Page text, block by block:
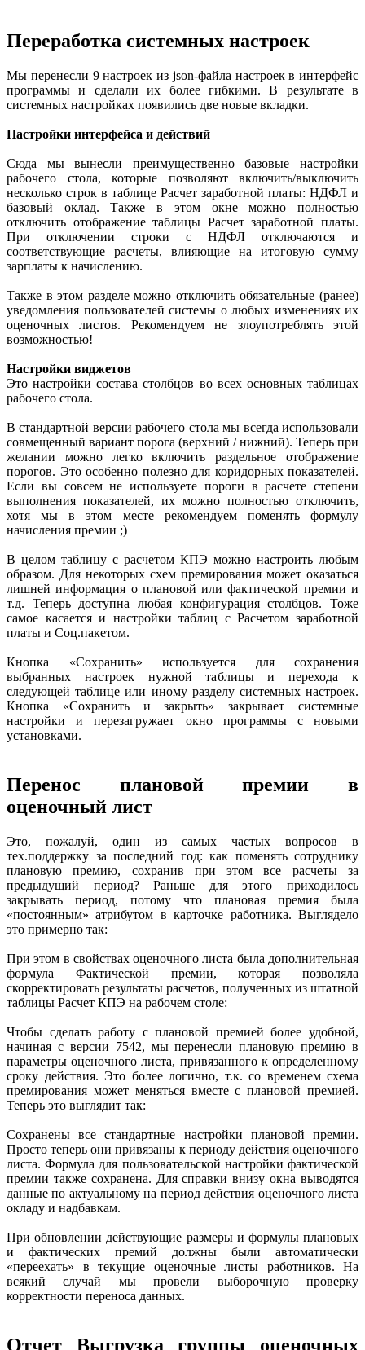
Переработка системных настроек
Мы перенесли 9 настроек из json-файла настроек в интерфейс
программы и сделали их более гибкими. В результате в
системных настройках появились две новые вкладки.
Настройки интерфейса и действий
Сюда мы вынесли преимущественно базовые настройки
рабочего стола, которые позволяют включить/выключить
несколько строк в таблице Расчет заработной платы: НДФЛ и
базовый оклад. Также в этом окне можно полностью
отключить отображение таблицы Расчет заработной платы.
При отключении строки с НДФЛ отключаются и
соответствующие расчеты, влияющие на итоговую сумму
зарплаты к начислению.
Также в этом разделе можно отключить обязательные (ранее)
уведомления пользователей системы о любых изменениях их
оценочных листов. Рекомендуем не злоупотреблять этой
возможностью!
Настройки виджетов
Это настройки состава столбцов во всех основных таблицах
рабочего стола.
В стандартной версии рабочего стола мы всегда использовали
совмещенный вариант порога (верхний / нижний). Теперь при
желании можно легко включить раздельное отображение
порогов. Это особенно полезно для коридорных показателей.
Если вы совсем не используете пороги в расчете степени
выполнения показателей, их можно полностью отключить,
хотя мы в этом месте рекомендуем поменять формулу
начисления премии ;)
В целом таблицу с расчетом КПЭ можно настроить любым
образом. Для некоторых схем премирования может оказаться
лишней информация о плановой или фактической премии и
т.д. Теперь доступна любая конфигурация столбцов. Тоже
самое касается и настройки таблиц с Расчетом заработной
платы и Соц.пакетом.
Кнопка «Сохранить» используется для сохранения
выбранных настроек нужной таблицы и перехода к
следующей таблице или иному разделу системных настроек.
Кнопка «Сохранить и закрыть» закрывает системные
настройки и перезагружает окно программы с новыми
установками.
Перенос плановой премии в
оценочный лист
Это, пожалуй, один из самых частых вопросов в
тех.поддержку за последний год: как поменять сотруднику
плановую премию, сохранив при этом все расчеты за
предыдущий период? Раньше для этого приходилось
закрывать период, потому что плановая премия была
«постоянным» атрибутом в карточке работника. Выглядело
это примерно так:
При этом в свойствах оценочного листа была дополнительная
формула Фактической премии, которая позволяла
скорректировать результаты расчетов, полученных из штатной
таблицы Расчет КПЭ на рабочем столе:
Чтобы сделать работу с плановой премией более удобной,
начиная с версии 7542, мы перенесли плановую премию в
параметры оценочного листа, привязанного к определенному
сроку действия. Это более логично, т.к. со временем схема
премирования может меняться вместе с плановой премией.
Теперь это выглядит так:
Сохранены все стандартные настройки плановой премии.
Просто теперь они привязаны к периоду действия оценочного
листа. Формула для пользовательской настройки фактической
премии также сохранена. Для справки внизу окна выводятся
данные по актуальному на период действия оценочного листа
окладу и надбавкам.
При обновлении действующие размеры и формулы плановых
и фактических премий должны были автоматически
«переехать» в текущие оценочные листы работников. На
всякий случай мы провели выборочную проверку
корректности переноса данных.
Отчет Выгрузка группы оценочных